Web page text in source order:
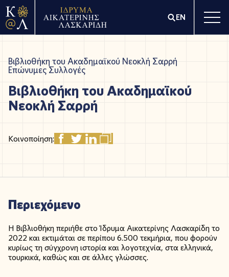
EN
Βιβλιοθήκη του Ακαδημαϊκού Νεοκλή Σαρρή
Επώνυμες Συλλογές
Βιβλιοθήκη του Ακαδημαϊκού
Νεοκλή Σαρρή
Κοινοποίηση:
Περιεχόμενο
Η Βιβλιοθήκη περιήθε στο Ίδρυμα Αικατερίνης Λασκαρίδη το
2022 και εκτιμάται σε περίπου 6.500 τεκμήρια, που φορούν
κυρίως τη σύγχρονη ιστορία και λογοτεχνία, στα ελληνικά,
τουρκικά, καθώς και σε άλλες γλώσσες.